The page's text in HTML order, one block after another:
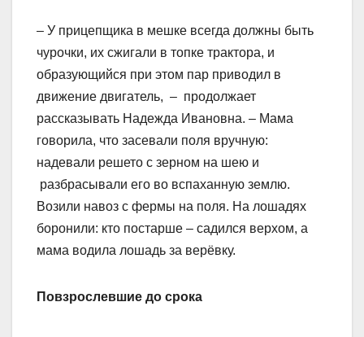
– У прицепщика в мешке всегда должны быть
чурочки, их сжигали в топке трактора, и
образующийся при этом пар приводил в
движение двигатель, – продолжает
рассказывать Надежда Ивановна. – Мама
говорила, что засевали поля вручную:
надевали решето с зерном на шею и
разбрасывали его во вспаханную землю.
Возили навоз с фермы на поля. На лошадях
боронили: кто постарше – садился верхом, а
мама водила лошадь за верёвку.
Повзрослевшие до срока